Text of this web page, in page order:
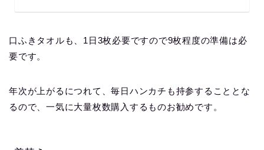
口ふきタオルも、1日3枚必要ですので9枚程度の準備は必
要です。
年次が上がるにつれて、毎日ハンカチも持参することとな
るので、一気に大量枚数購入するものお勧めです。